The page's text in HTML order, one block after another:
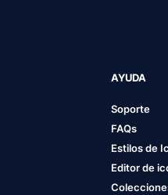
AYUDA
Soporte
FAQs
Estilos de
Editor de